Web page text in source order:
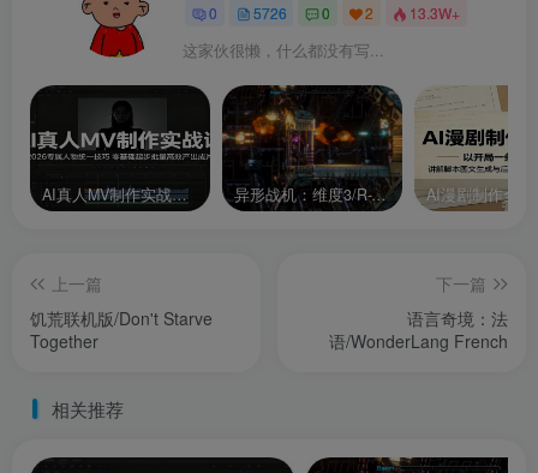
0 5726 0 2 13.3W+
这家伙很懒，什么都没有写...
AI真人MV制作实战课：2026专属人物统一技巧，零基础起步批量高效产出成片 异形战机：维度3/R-Type Dimensions III
上一篇
饥荒联机版/Don't Starve
Together
下一篇
语言奇境：法
语/WonderLang French
相关推荐